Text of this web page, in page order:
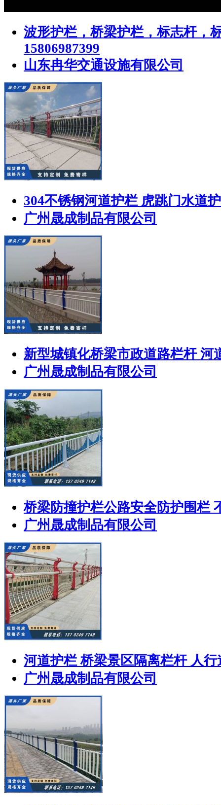
波形护栏，桥梁护栏，标志杆，
15806987399
山东冉华交通设施有限公司
304不锈钢河道护栏 虎跳门水道
广州晟成制品有限公司
新型城镇化桥梁市政道路栏杆 河
广州晟成制品有限公司
桥梁防撞护栏公路安全防护围栏
广州晟成制品有限公司
河道护栏 桥梁景区隔离栏杆 人
广州晟成制品有限公司